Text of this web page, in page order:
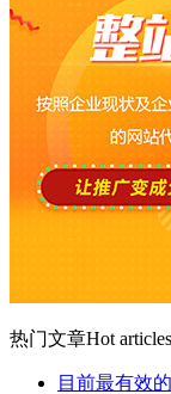
热门文章Hot articles
目前最有效